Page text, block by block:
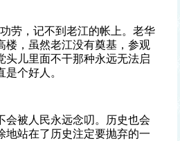
劳，记不到老江的帐上。老华
楼，虽然老江没有奠基，参观
头儿里面不干那种永远无法启
个好人。
会被人民永远念叨。历史也会
地站在了历史注定要抛弃的一